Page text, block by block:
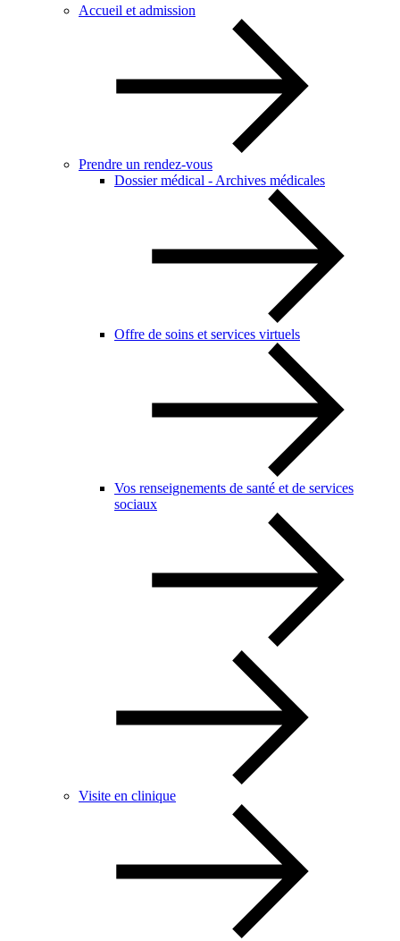
Accueil et admission
Prendre un rendez-vous
Dossier médical - Archives médicales
Offre de soins et services virtuels
Vos renseignements de santé et de services
sociaux
Visite en clinique